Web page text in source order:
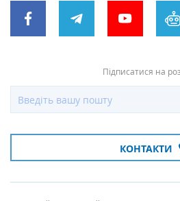
Підписатися на
КОНТАКТИ